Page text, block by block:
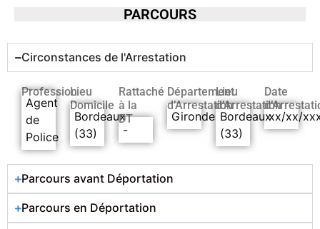
PARCOURS
Circonstances de l'Arrestation
Profession
Agent
de
Police
Lieu
Domicile
Bordeaux
(33)
Rattaché
à la
DT
-
Département
d’Arrestation
Gironde
Lieu
d’Arrestation
Bordeaux
(33)
Date
xx/xx/
Parcours avant Déportation
Parcours en Déportation